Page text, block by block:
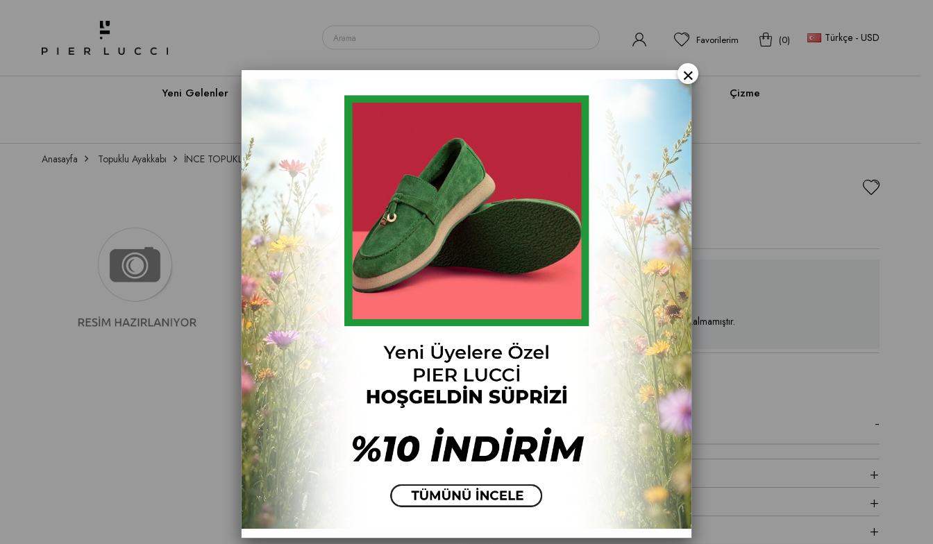
Türkçe - USD
0
Favorilerim
Yeni Gelenler Spor & Sneaker Ayakkabı Topuklu Ayakkabı Bot Çizme
Anasayfa Topuklu Ayakkabı İNCE TOPUKLU AYAKKABI
AYAKKABI
Stok Kodu (PL 001 9526-K)
$20.56
Ürün stoklarımızda kalmamıştır.
Fiyat Düşünce Haber Ver
ÖDEME SEÇENEKLERI
×